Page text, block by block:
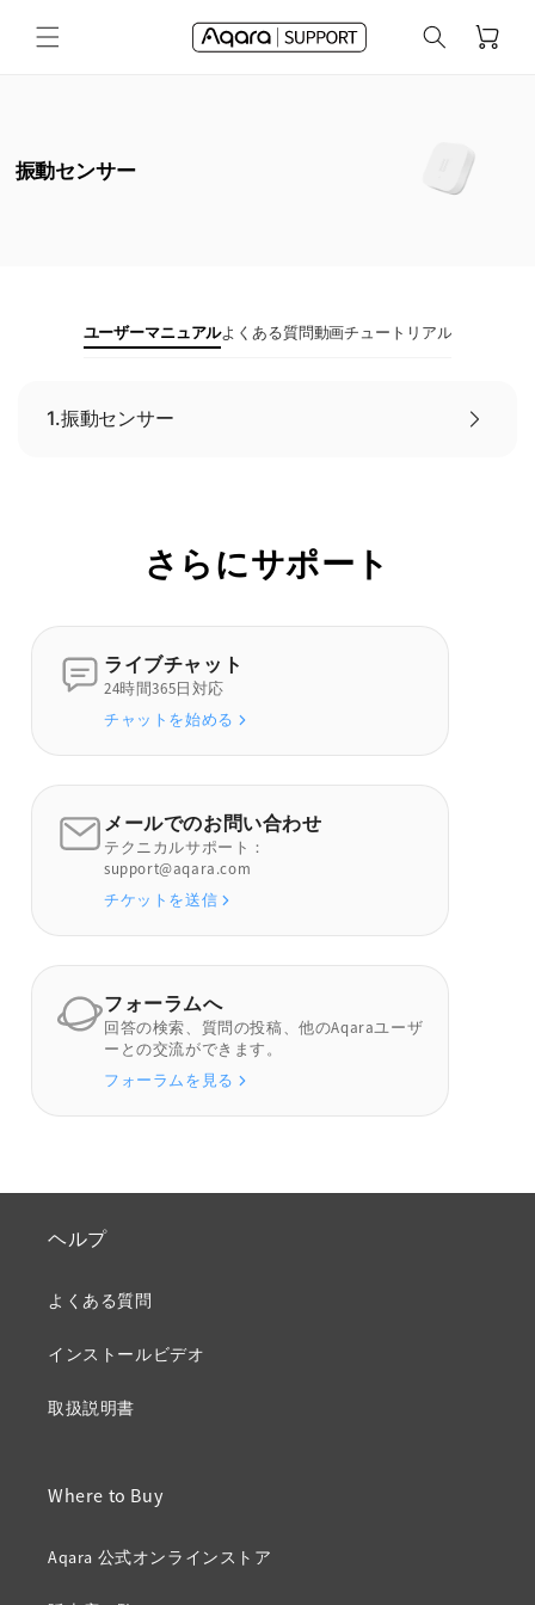
ンツに
進む
ー
振動センサー
ユーザーマニュアルよくある質問動画チュートリアル
1.振動センサー
さらにサポート
ライブチャット
24時間365日対応
チャットを始める
メールでのお問い合わせ
テクニカルサポート：
support@aqara.com
チケットを送信
フォーラムへ
回答の検索、質問の投稿、他のAqaraユーザ
ーとの交流ができます。
フォーラムを見る
ヘルプ
よくある質問
インストールビデオ
取扱説明書
Where to Buy
Aqara 公式オンラインストア